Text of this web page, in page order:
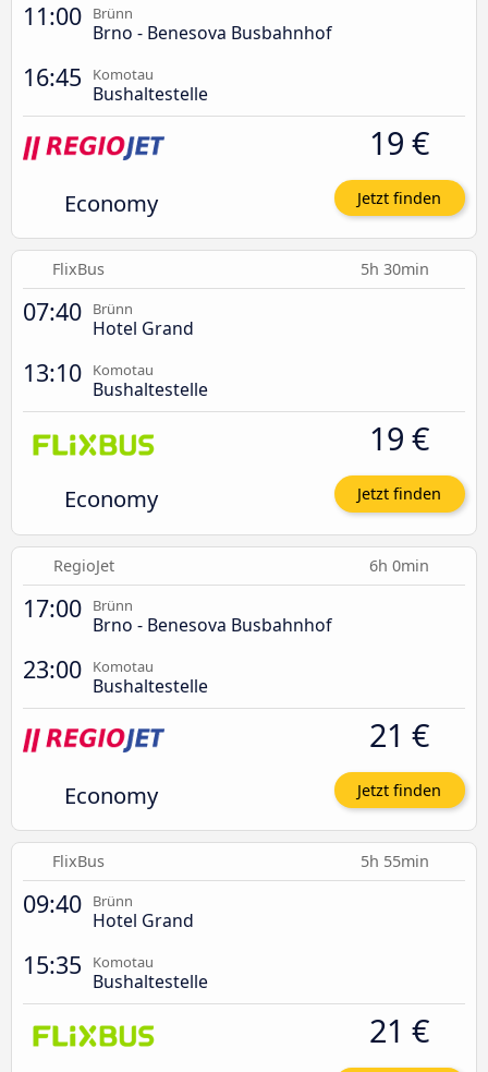
11:00 Brünn
Brno - Benesova Busbahnhof
16:45 Komotau
Bushaltestelle
Economy
19 €
Jetzt finden
FlixBus 5h 30min
07:40 Brünn
Hotel Grand
13:10 Komotau
Bushaltestelle
Economy
19 €
Jetzt finden
RegioJet 6h 0min
17:00 Brünn
Brno - Benesova Busbahnhof
23:00 Komotau
Bushaltestelle
Economy
21 €
Jetzt finden
FlixBus 5h 55min
09:40 Brünn
Hotel Grand
15:35 Komotau
Bushaltestelle
21 €